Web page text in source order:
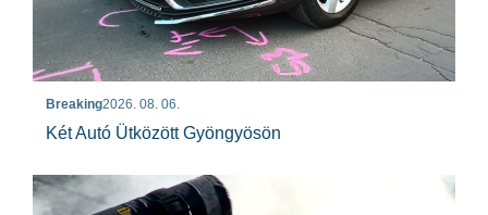
Breaking2026. 08. 06.
Két Autó Ütközött Gyöngyösön